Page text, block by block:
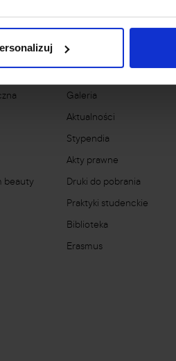
beauty
Dla studenta
Galeria
Aktualności
Stypendia
Akty prawne
Druki do pobrania
Praktyki studenckie
Biblioteka
Erasmus